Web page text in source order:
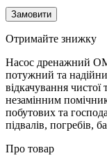
Замовити
Отримайте знижку
Насос дренажний
потужний та
відкачування
незамінним
побутових та
підвалів, погребів,
Про товар